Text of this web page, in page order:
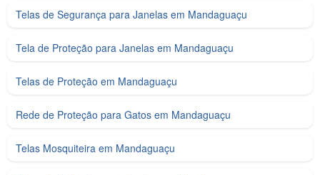
Telas de Segurança para Janelas em Mandaguaçu
Tela de Proteção para Janelas em Mandaguaçu
Telas de Proteção em Mandaguaçu
Rede de Proteção para Gatos em Mandaguaçu
Telas Mosquiteira em Mandaguaçu